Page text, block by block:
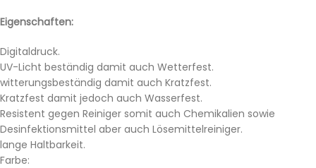
Eigenschaften:
Digitaldruck.
UV-Licht beständig damit auch Wetterfest.
witterungsbeständig damit auch Kratzfest.
Kratzfest damit jedoch auch Wasserfest.
Resistent gegen Reiniger somit auch Chemikalien sowie
Desinfektionsmittel aber auch Lösemittelreiniger.
lange Haltbarkeit.
Farbe: